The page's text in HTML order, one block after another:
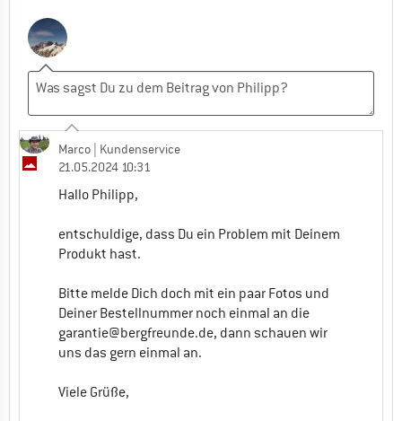
Marco | Kundenservice
21.05.2024 10:31
Hallo Philipp,
entschuldige, dass Du ein Problem mit Deinem
Produkt hast.
Bitte melde Dich doch mit ein paar Fotos und
Deiner Bestellnummer noch einmal an die
garantie@bergfreunde.de, dann schauen wir
uns das gern einmal an.
Viele Grüße,